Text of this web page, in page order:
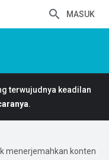
MASUK
terwujudnya keadilan
.
menerjemahkan konten